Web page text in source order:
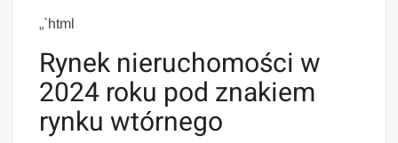
„`html
Rynek nieruchomości w
2024 roku pod znakiem
rynku wtórnego